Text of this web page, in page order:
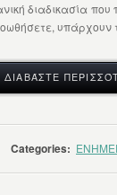
διαδικασία
υπάρχουν
ΔΙΑΒΆΣΤΕ
Categories: